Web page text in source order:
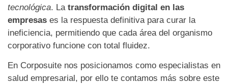
tecnológica. La transformación digital en las
empresas es la respuesta definitiva para curar la
ineficiencia, permitiendo que cada área del organismo
corporativo funcione con total fluidez.
En Corposuite nos posicionamos como especialistas en
salud empresarial, por ello te contamos más sobre este